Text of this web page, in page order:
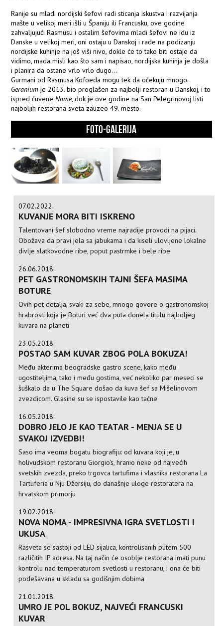
Ranije su mladi nordijski šefovi radi sticanja iskustva i razvijanja
mašte u velikoj meri išli u Španiju ili Francusku, ove godine
zahvaljujući Rasmusu i ostalim šefovima mladi šefovi ne idu iz
Danske u velikoj meri, oni ostaju u Danskoj i rade na podizanju
nordijske kuhinje na još viši nivo, dokle će to tako biti ostaje da
vidimo, mada misli kao što sam i napisao, nordijska kuhinja je došla
i planira da ostane vrlo vrlo dugo...
Gurmani od Rasmusa Kofoeda mogu tek da očekuju mnogo.
Geranium je 2013. bio proglašen za najbolji restoran u Danskoj, i to
ispred čuveneNome, dok je ove godine na San Pelegrinovoj listi
najboljih restorana sveta zauzeo 49. mesto.
FOTO-GALERIJA
07.02.2022.
KUVANJE MORA BITI ISKRENO
Talentovani šef slobodno vreme najradije provodi na pijaci.
Obožava da pravi jela sa jabukama i da kiseli ulovljene lokalne
divlje slatkovodne ribe, poput pastrmke i bele ribe
26.06.2018.
PET GASTRONOMSKIH TAJNI ŠEFA MASIMA
BOTURE
Ovih pet detalja, svaki za sebe, mnogo govore o gastronomskoj
hrabrosti koja je Boturi već dva puta donela titulu najboljeg
kuvara na planeti
23.05.2018.
POSTAO SAM KUVAR ZBOG POLA BOKUZA!
Među akterima beogradske gastro scene, kako među
ugostiteljima, tako i među gostima, već nekoliko par meseci se
šuškalo da u The Square došao da kuva šef sa Mišelinovom
zvezdicom. Glasine su se ispostavile kao tačne
16.05.2018.
DOBRO JELO JE KAO TEATAR - MENJA SE U
SVAKOJ IZVEDBI!
Saso ima veoma bogatu biografiju: od kuvara koji je, u
holivudskom restoranu Giorgio's, hranio neke od najvećih
svetskih zvezda, preko trgovca tartufima i vlasnika restorana La
Tartuferia u Nju Džersiju, do današnje uloge restoratera na
hrvatskom primorju
19.02.2018.
NOVA NOMA - IMPRESIVNA IGRA SVETLOSTI I
UKUSA
Rasveta se sastoji od LED sijalica, kontrolisanih putem 500
različitih IP adresa. Na taj način će osoblje restorana imati punu
kontrolu nad temperaturom svetlosti u restoranu, i ona će biti
podešavana u skladu sa godišnjim dobima
21.01.2018.
UMRO JE POL BOKUZ, NAJVEĆI FRANCUSKI
KUVAR